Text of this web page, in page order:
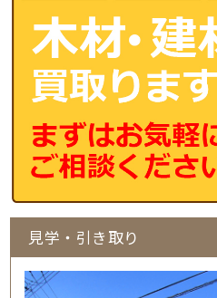
見学・引き取り